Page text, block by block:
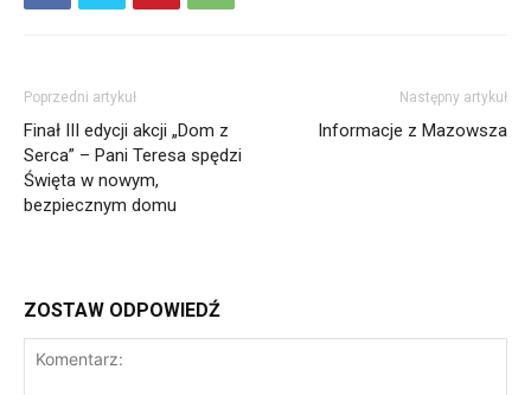
Poprzedni artykuł
Finał III edycji akcji „Dom z
Serca” – Pani Teresa spędzi
Święta w nowym,
bezpiecznym domu
Następny artykuł
Informacje z Mazowsza
ZOSTAW ODPOWIEDŹ